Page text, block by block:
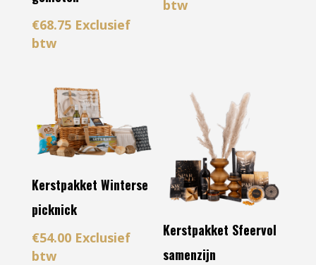
€68.75 Exclusief
btw
btw
Kerstpakket Winterse
picknick
€54.00 Exclusief
btw
Kerstpakket Sfeervol
samenzijn